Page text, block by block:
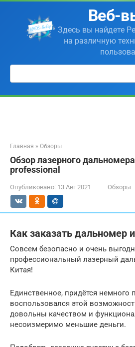
Перейти
контенту
Веб-
Здесь вы найдете
на различную
Поиск:
Главная » Обзоры
Обзор лазерного
professional
Опубликовано: 13 Авг 2021 Обзоры
Как заказать дальномер
Совсем безопасно и очень
профессиональный лазерный
Китая!
Единственное, придётся немного
воспользовался этой
довольны качеством и
несоизмеримо меньшие деньги.